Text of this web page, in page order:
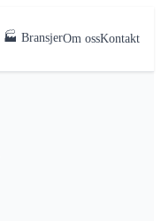
🏭 BransjerOm ossKontakt